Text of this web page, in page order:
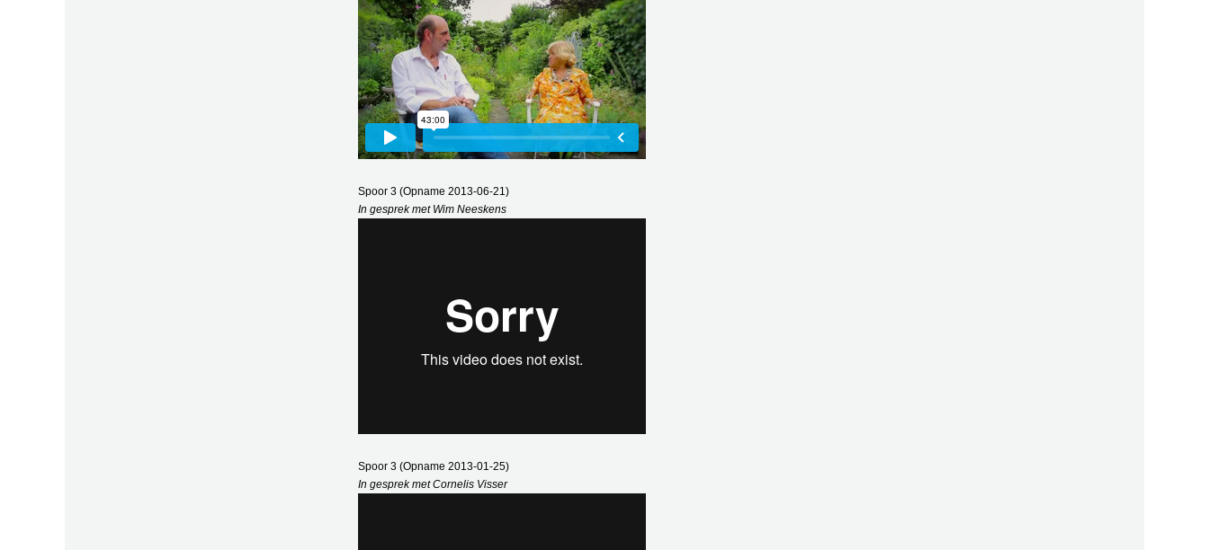
Spoor 3 (Opname 2013-06-21)
In gesprek met Wim Neeskens
Spoor 3 (Opname 2013-01-25)
In gesprek met Cornelis Visser